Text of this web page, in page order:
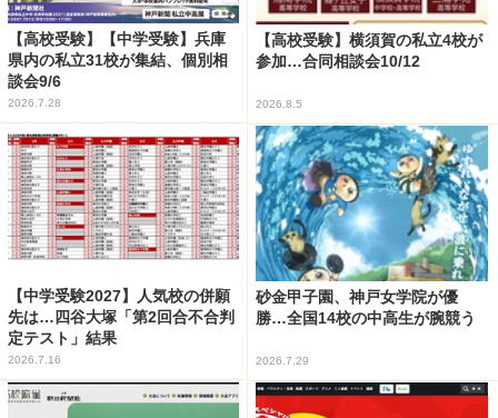
【高校受験】【中学受験】兵庫
県内の私立31校が集結、個別相
談会9/6
2026.7.28
【高校受験】横須賀の私立4校が
参加…合同相談会10/12
2026.8.5
【中学受験2027】人気校の併願
先は…四谷大塚「第2回合不合判
定テスト」結果
2026.7.16
砂金甲子園、神戸女学院が優
勝…全国14校の中高生が腕競う
2026.7.29